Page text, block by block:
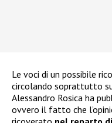
Le voci di un possibile
circolando soprattutto
Alessandro Rosica ha
ovvero il fatto che